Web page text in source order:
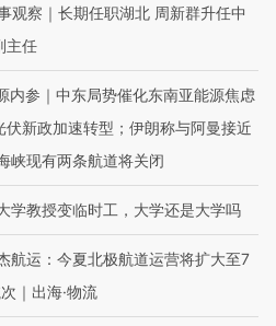
观察｜长期任职湖北 周新群升任中
主任
内参｜中东局势催化东南亚能源焦虑
伏新政加速转型；伊朗称与阿曼接近
峡现有两条航道将关闭
学教授变临时工，大学还是大学吗
航运：今夏北极航道运营将扩大至7
｜出海·物流